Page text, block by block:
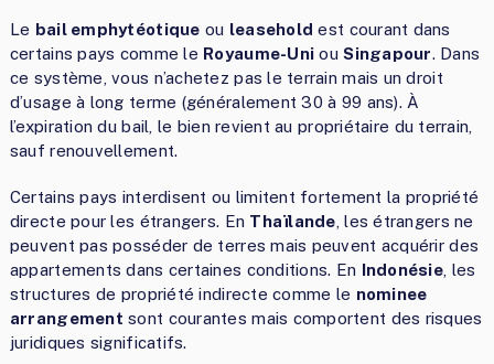
Le bail emphytéotique ou leasehold est courant dans
certains pays comme le Royaume-Uni ouSingapour. Dans
ce système, vous n’achetez pas le terrain mais un droit
d’usage à long terme (généralement 30 à 99 ans). À
l’expiration du bail, le bien revient au propriétaire du terrain,
sauf renouvellement.
Certains pays interdisent ou limitent fortement la propriété
directe pour les étrangers. En Thaïlande , les étrangers ne
peuvent pas posséder de terres mais peuvent acquérir des
appartements dans certaines conditions. En Indonésie , les
structures de propriété indirecte comme le nominee
arrangement sont courantes mais comportent des risques
juridiques significatifs.